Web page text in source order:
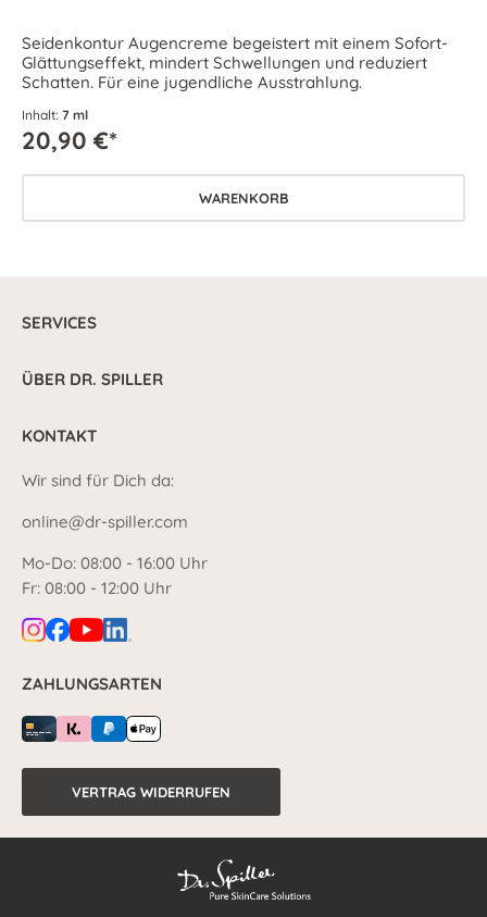
Seidenkontur Augencreme begeistert mit einem Sofort-
Glättungseffekt, mindert Schwellungen und reduziert
Schatten. Für eine jugendliche Ausstrahlung.
Inhalt: 7 ml
20,90 €*
WARENKORB
SERVICES
ÜBER DR. SPILLER
KONTAKT
Wir sind für Dich da:
online@dr-spiller.com
Mo-Do: 08:00 - 16:00 Uhr
Fr: 08:00 - 12:00 Uhr
ZAHLUNGSARTEN
VERTRAG WIDERRUFEN